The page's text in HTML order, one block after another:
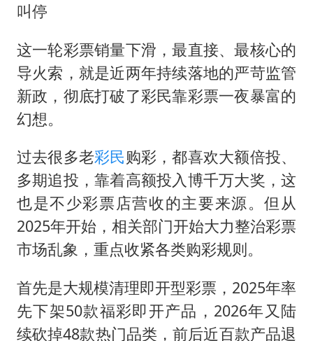
叫停
这一轮彩票销量下滑，最直接、最核心的
导火索，就是近两年持续落地的严苛监管
新政，彻底打破了彩民靠彩票一夜暴富的
幻想。
过去很多老彩民购彩，都喜欢大额倍投、
多期追投，靠着高额投入博千万大奖，这
也是不少彩票店营收的主要来源。但从
2025年开始，相关部门开始大力整治彩票
市场乱象，重点收紧各类购彩规则。
首先是大规模清理即开型彩票，2025年率
先下架50款福彩即开产品，2026年又陆
续砍掉48款热门品类，前后近百款产品退